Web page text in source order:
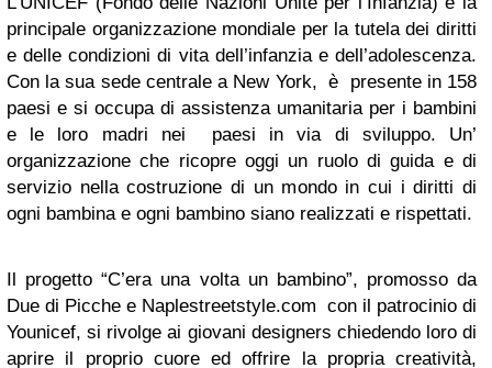
principale organizzazione mondiale per la tutela dei diritti
e delle condizioni di vita dell’infanzia e dell’adolescenza.
Con la sua sede centrale a New York, è presente in 158
paesi e si occupa di assistenza umanitaria per i bambini
e le loro madri nei paesi in via di sviluppo. Un’
organizzazione che ricopre oggi un ruolo di guida e di
servizio nella costruzione di un mondo in cui i diritti di
ogni bambina e ogni bambino siano realizzati e rispettati.
Il progetto “C’era una volta un bambino”, promosso da
Due di Picche e Naplestreetstyle.com con il patrocinio di
Younicef, si rivolge ai giovani designers chiedendo loro di
aprire il proprio cuore ed offrire la propria creatività,